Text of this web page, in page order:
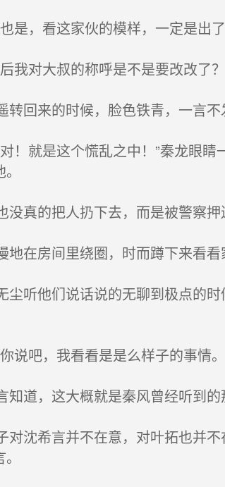
是，看这家伙的模样，一定是出
我对大叔的称呼是不是要改改了
回来的时候，脸色铁青，一言不
！就是这个慌乱之中！”秦龙眼
真的把人扔下去，而是被警察押
在房间里绕圈，时而蹲下来看看
听他们说话说的无聊到极点的
说吧，我看看是是么样子的事情
道，这大概就是秦风曾经听到的
沈希言并不在意，对叶拓也并